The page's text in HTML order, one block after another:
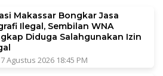
Makassar Bongkar Jasa
Ilegal, Sembilan WNA
Diduga Salahgunakan Izin
Agustus 2026 18:45 PM